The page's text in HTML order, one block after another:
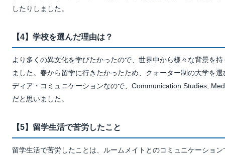
したりしました。
【4】学校を選んだ理由は？
より多くの異文化を学びたかったので、世界中から様々な背景を
ました。春から留学に行きたかったため、クォーター制の大学を
ディア・コミュニケーションなので、Communication Studies,
だと思いました。
【5】留学生活で苦労したこと
留学生活で苦労したことは、ルームメイトとのコミュニケーショ